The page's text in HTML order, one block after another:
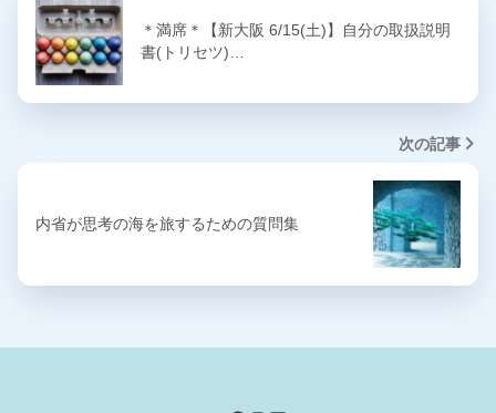
＊満席＊【新大阪 6/15(土)】自分の取扱説明
書(トリセツ)…
次の記事
内省が思考の海を旅するための質問集